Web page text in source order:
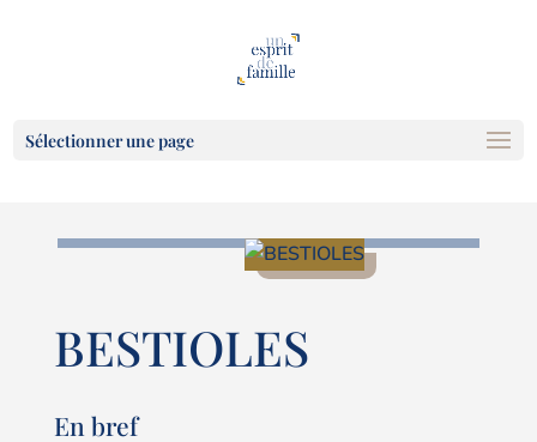
Sélectionner une page
BESTIOLES
En bref